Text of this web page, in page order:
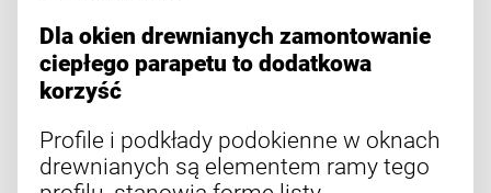
Dla okien drewnianych zamontowanie
ciepłego parapetu to dodatkowa
korzyść
Profile i podkłady podokienne w oknach
drewnianych są elementem ramy tego